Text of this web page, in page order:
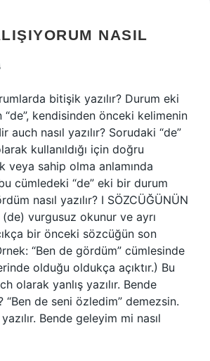
NASIL
bitişik yazılır? Durum eki
“de”, kendisinden önceki kelimenin
auch nasıl yazılır? Sorudaki “de”
kullanıldığı için doğru
veya sahip olma anlamında
cümledeki “de” eki bir durum
nasıl yazılır? I SÖZCÜĞÜNÜN
vurgusuz okunur ve ayrı
bir önceki sözcüğün son
“Ben de gördüm” cümlesinde
olduğu oldukça açıktır.) Bu
olarak yanlış yazılır. Bende
“Ben de seni özledim” demezsin.
Bende geleyim mi nasıl